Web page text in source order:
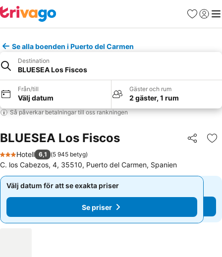
Favoriter
Logga
Se alla boenden i Puerto del Carmen
Destination
BLUESEA Los Fiscos
Från/till
Välj datum
Gäster och rum
2 gäster, 1 rum
Så påverkar betalningar till oss rankningen
BLUESEA Los Fiscos Dela
3 Stjärnor
Hotell 6,1 (5 945 betyg)
C. los Cabezos, 4, 35510, Puerto del Carmen, Spanien
Välj datum för att se exakta priser
Se priser
Välj datum för att se exakta priser
Se priser